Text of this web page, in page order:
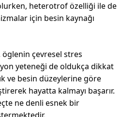
heterotrof özelliği ile de
için besin kaynağı
öglenin çevresel stres
yeteneği de oldukça dikkat
ve besin düzeylerine göre
hayatta kalmayı başarır.
ne denli esnek bir